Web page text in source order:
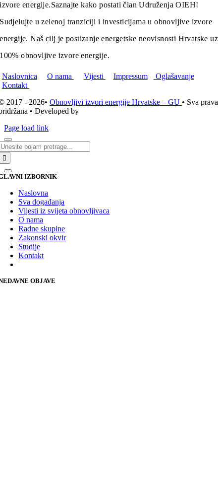
izvore energije.Saznajte kako postati član Udruženja OIEH!
Sudjelujte u zelenoj tranziciji i investicijama u obnovljive izvore
energije. Naš cilj je postizanje energetske neovisnosti Hrvatske uz
100% obnovljive izvore energije.
Naslovnica O nama Vijesti Impressum
Oglašavanje
Kontakt
2017 - 2026•Obnovljivi izvori energije Hrvatske – GU • Sva prava
• Developed by
Page load link
IZBORNIK
Naslovna
Sva događanja
Vijesti iz svijeta obnovljivaca
O nama
Radne skupine
Zakonski okvir
Studije
Kontakt
OBJAVE